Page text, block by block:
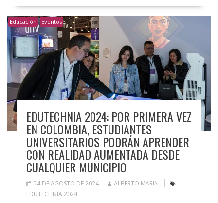
Educación Eventos
EDUTECHNIA 2024: POR PRIMERA VEZ
EN COLOMBIA, ESTUDIANTES
UNIVERSITARIOS PODRÁN APRENDER
CON REALIDAD AUMENTADA DESDE
CUALQUIER MUNICIPIO
24 DE AGOSTO DE 2024
ALBERTO MARIN
EDUTECHNIA 2024